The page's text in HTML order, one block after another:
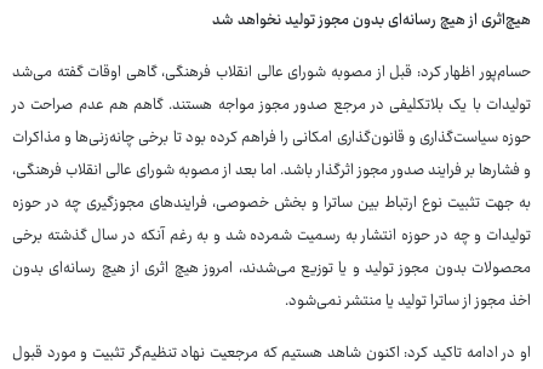
هیچ‌اثری از هیچ رسانه‌ای بدون مجوز تولید نخواهد شد
حسام‌پور اظهار کرد: قبل از مصوبه شورای عالی انقلاب فرهنگی، گاهی اوقات گفته می‌شد
تولیدات با یک بلاتکلیفی در مرجع صدور مجوز مواجه هستند. گاهم هم عدم صراحت در
حوزه سیاست‌گذاری و قانون‌گذاری امکانی را فراهم کرده بود تا برخی چانه‌زنی‌ها و مذاکرات
و فشارها بر فرایند صدور مجوز اثرگذار باشد. اما بعد از مصوبه شورای عالی انقلاب فرهنگی،
به جهت تثبیت نوع ارتباط بین ساترا و بخش خصوصی، فرایندهای مجوزگیری چه در حوزه
تولیدات و چه در حوزه انتشار به رسمیت شمرده شد و به رغم آنکه در سال گذشته برخی
محصولات بدون مجوز تولید و یا توزیع می‌شدند، امروز هیچ اثری از هیچ رسانه‌ای بدون
اخذ مجوز از ساترا تولید یا منتشر نمی‌شود.
او در ادامه تاکید کرد: اکنون شاهد هستیم که مرجعیت نهاد تنظیم‌گر تثبیت و مورد قبول